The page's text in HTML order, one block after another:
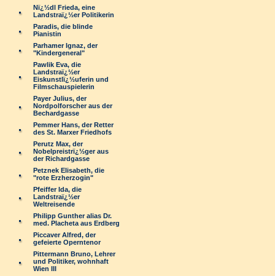
Nï¿½dl Frieda, eine
Landstraï¿½er Politikerin
Paradis, die blinde
Pianistin
Parhamer Ignaz, der
"Kindergeneral"
Pawlik Eva, die
Landstraï¿½er
Eiskunstlï¿½uferin und
Filmschauspielerin
Payer Julius, der
Nordpolforscher aus der
Bechardgasse
Pemmer Hans, der Retter
des St. Marxer Friedhofs
Perutz Max, der
Nobelpreistrï¿½ger aus
der Richardgasse
Petznek Elisabeth, die
"rote Erzherzogin"
Pfeiffer Ida, die
Landstraï¿½er
Weltreisende
Philipp Gunther alias Dr.
med. Placheta aus Erdberg
Piccaver Alfred, der
gefeierte Operntenor
Pittermann Bruno, Lehrer
und Politiker, wohnhaft
Wien III